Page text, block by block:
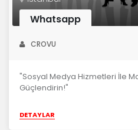
Whatsapp
CROVU
"Sosyal Medya Hizmetleri İle
Güçlendirin!"
DETAYLAR